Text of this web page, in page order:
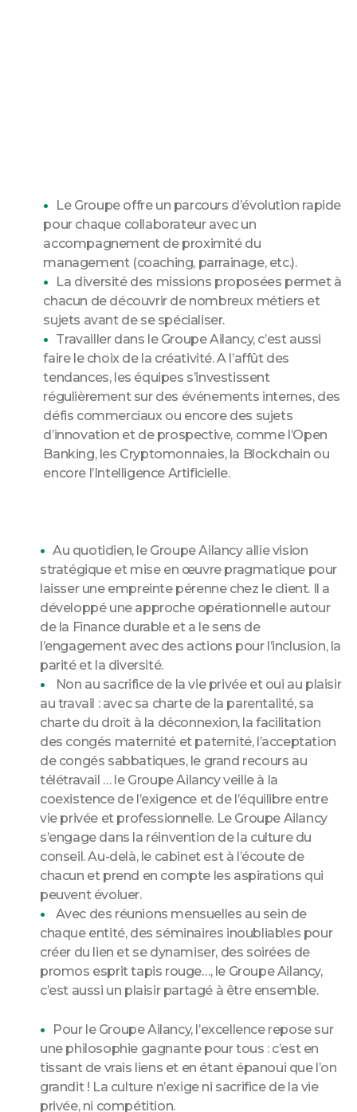
Le Groupe offre un parcours d’évolution rapide
pour chaque collaborateur avec un
accompagnement de proximité du
management (coaching, parrainage, etc.).
La diversité des missions proposées permet à
chacun de découvrir de nombreux métiers et
sujets avant de se spécialiser.
Travailler dans le Groupe Ailancy, c’est aussi
faire le choix de la créativité. A l’affût des
tendances, les équipes s’investissent
régulièrement sur des événements internes, des
défis commerciaux ou encore des sujets
d’innovation et de prospective, comme l’Open
Banking, les Cryptomonnaies, la Blockchain ou
encore l’Intelligence Artificielle.
Au quotidien, le Groupe Ailancy allie vision
stratégique et mise en œuvre pragmatique pour
laisser une empreinte pérenne chez le client. Il a
développé une approche opérationnelle autour
de la Finance durable et a le sens de
l’engagement avec des actions pour l’inclusion, la
parité et la diversité.
Non au sacrifice de la vie privée et oui au plaisir
au travail : avec sa charte de la parentalité, sa
charte du droit à la déconnexion, la facilitation
des congés maternité et paternité, l’acceptation
de congés sabbatiques, le grand recours au
télétravail … le Groupe Ailancy veille à la
coexistence de l’exigence et de l’équilibre entre
vie privée et professionnelle. Le Groupe Ailancy
s’engage dans la réinvention de la culture du
conseil. Au-delà, le cabinet est à l’écoute de
chacun et prend en compte les aspirations qui
peuvent évoluer.
Avec des réunions mensuelles au sein de
chaque entité, des séminaires inoubliables pour
créer du lien et se dynamiser, des soirées de
promos esprit tapis rouge…, le Groupe Ailancy,
c’est aussi un plaisir partagé à être ensemble.
Pour le Groupe Ailancy, l’excellence repose sur
une philosophie gagnante pour tous : c’est en
tissant de vrais liens et en étant épanoui que l’on
grandit ! La culture n’exige ni sacrifice de la vie
privée, ni compétition.